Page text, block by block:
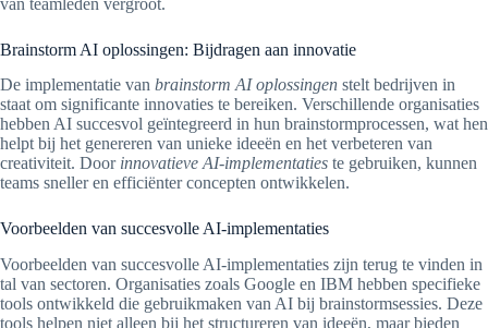
Brainstorm AI oplossingen: Bijdragen aan innovatie
De implementatie van brainstorm AI oplossingen stelt bedrijven in
staat om significante innovaties te bereiken. Verschillende organisaties
hebben AI succesvol geïntegreerd in hun brainstormprocessen, wat hen
helpt bij het genereren van unieke ideeën en het verbeteren van
creativiteit. Door innovatieve AI-implementaties te gebruiken, kunnen
teams sneller en efficiënter concepten ontwikkelen.
Voorbeelden van succesvolle AI-implementaties
Voorbeelden van succesvolle AI-implementaties zijn terug te vinden in
tal van sectoren. Organisaties zoals Google en IBM hebben specifieke
tools ontwikkeld die gebruikmaken van AI bij brainstormsessies. Deze
tools helpen niet alleen bij het structureren van ideeën, maar bieden